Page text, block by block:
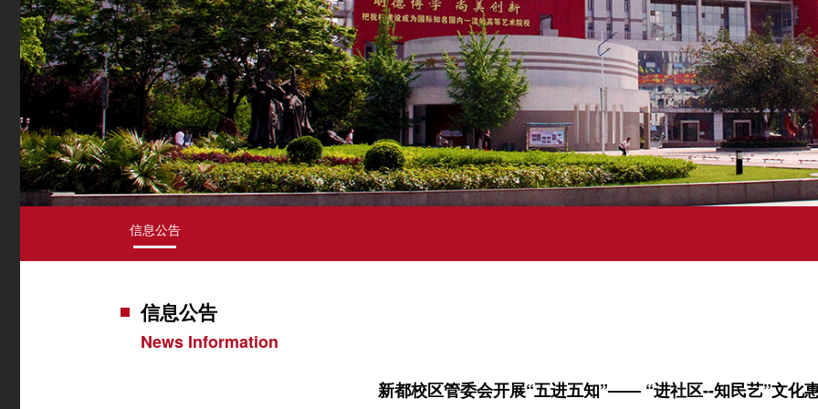
信息公告
信息公告
News Information
新都校区管委会开展“五进五知”—— “进社区--知民艺”文化